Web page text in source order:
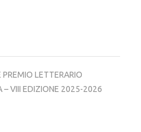
LETTERARIO
– VIII EDIZIONE 2025-2026